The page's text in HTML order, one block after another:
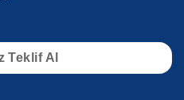
Teklif Al